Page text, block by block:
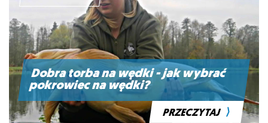
Dobra torba na wędki - jak wybrać
pokrowiec na wędki?
PRZECZYTAJ ⟩